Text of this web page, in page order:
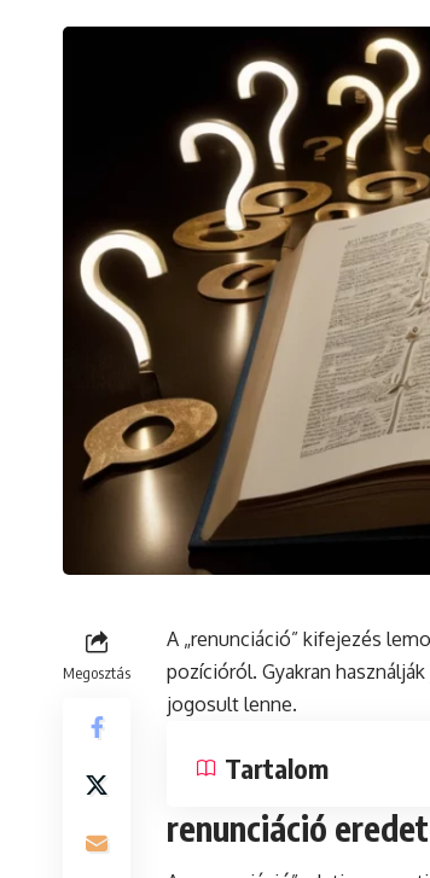
Megosztás
A „renunciáció” kifejezés
pozícióról. Gyakran
jogosult lenne.
Tartalom
renunciáció